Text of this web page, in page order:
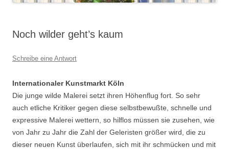
Noch wilder geht’s kaum
Schreibe eine Antwort
Internationaler Kunstmarkt Köln
Die junge wilde Malerei setzt ihren Höhenflug fort. So sehr
auch etliche Kritiker gegen diese selbstbewußte, schnelle und
expressive Malerei wettern, so hilflos müssen sie zusehen, wie
von Jahr zu Jahr die Zahl der Geleristen größer wird, die zu
dieser neuen Kunst überlaufen, sich mit ihr schmücken und mit